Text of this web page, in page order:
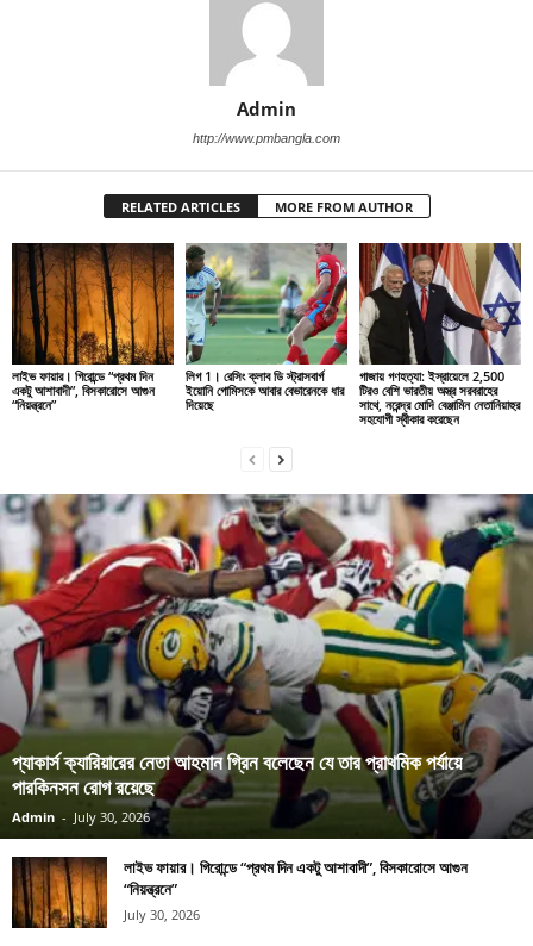
Admin
http://www.pmbangla.com
RELATED ARTICLES MORE FROM AUTHOR
লাইভ ফায়ার। গিরোন্ডে “প্রথম দিন
একটু আশাবাদী”, বিসকারোসে আগুন
“নিয়ন্ত্রনে”
লিগ 1। রেসিং ক্লাব ডি স্ট্রাসবার্গ
ইয়োনি গোমিসকে আবার বেভারেনকে ধার
দিয়েছে
গাজায় গণহত্যা: ইস্রায়েলে 2,500
টিরও বেশি ভারতীয় অস্ত্র সরবরাহের
সাথে, নরেন্দ্র মোদি বেঞ্জামিন নেতানিয়াহুর
সহযোগী স্বীকার করেছেন
প্যাকার্স ক্যারিয়ারের নেতা আহমান গ্রিন বলেছেন যে তার প্রাথমিক পর্যায়ে
পারকিনসন রোগ রয়েছে
Admin - July 30, 2026
লাইভ ফায়ার। গিরোন্ডে “প্রথম দিন একটু আশাবাদী”, বিসকারোসে আগুন
“নিয়ন্ত্রনে”
July 30, 2026